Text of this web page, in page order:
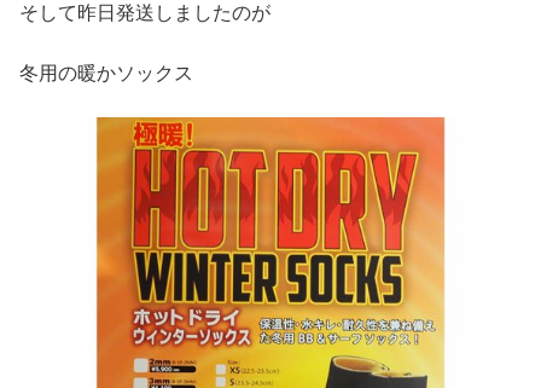
そして昨日発送しましたのが
冬用の暖かソックス